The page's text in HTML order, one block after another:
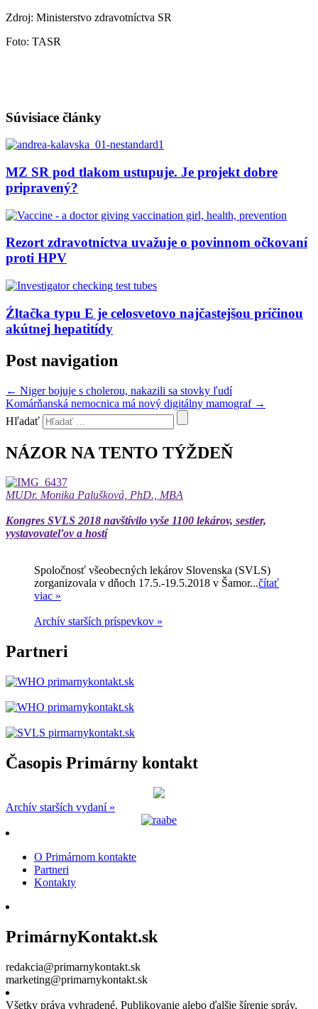
Zdroj: Ministerstvo zdravotníctva SR
Foto: TASR
Súvisiace články
MZ SR pod tlakom ustupuje. Je projekt dobre
pripravený?
Rezort zdravotníctva uvažuje o povinnom očkovaní
proti HPV
Źltačka typu E je celosvetovo najčastejšou príčinou
akútnej hepatitídy
Post navigation
← Niger bojuje s cholerou, nakazili sa stovky ľudí
Komárňanská nemocnica má nový digitálny mamograf →
Hľadať
NÁZOR NA TENTO TÝŽDEŇ
MUDr. Monika Palušková, PhD., MBA
Kongres SVLS 2018 navštívilo vyše 1100 lekárov, sestier,
vystavovateľov a hostí
Spoločnosť všeobecných lekárov Slovenska (SVLS)
zorganizovala v dňoch 17.5.-19.5.2018 v Šamor...čítať
viac »
Archív starších príspevkov »
Partneri
Časopis Primárny kontakt
Archív starších vydaní »
O Primárnom kontakte
Partneri
Kontakty
PrimárnyKontakt.sk
redakcia@primarnykontakt.sk
marketing@primarnykontakt.sk
Všetky práva vyhradené. Publikovanie alebo ďalšie šírenie správ,